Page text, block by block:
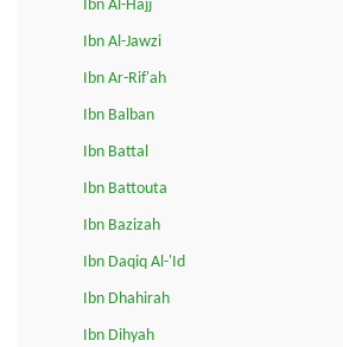
Ibn Al-Hajj
Ibn Al-Jawzi
Ibn Ar-Rif'ah
Ibn Balban
Ibn Battal
Ibn Battouta
Ibn Bazizah
Ibn Daqiq Al-'Id
Ibn Dhahirah
Ibn Dihyah